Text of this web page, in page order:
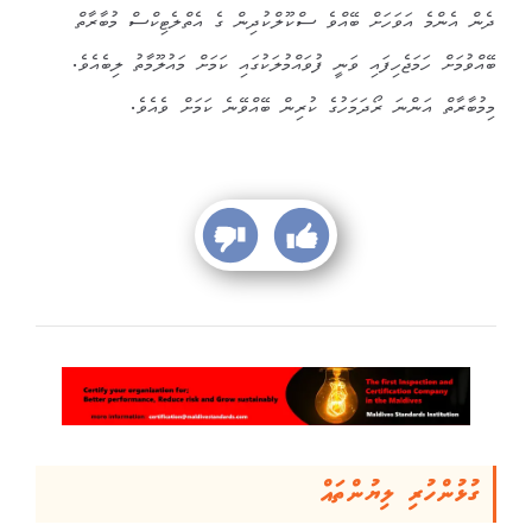
ދެން އެންމެ އަވަހަށް ބޭއްވެ ސްކޫލްކުދިން ގެ އެތްލެޓިކްސް މުބާރާތް
ބޭއްވުމަށް ހަމަޖެހިފައި ވަނީ ފުވައްމުލަކުގައި ކަމަށް މައުލޫމާތު ލިބެއެވެ.
މިމުބާރާތް އަންނަ ރޯދަމަހުގެ ކުރިން ބޭއްވޭނެ ކަމަށް ވެއެވެ.
ގުޅުންހުރި ލިޔުންތައް